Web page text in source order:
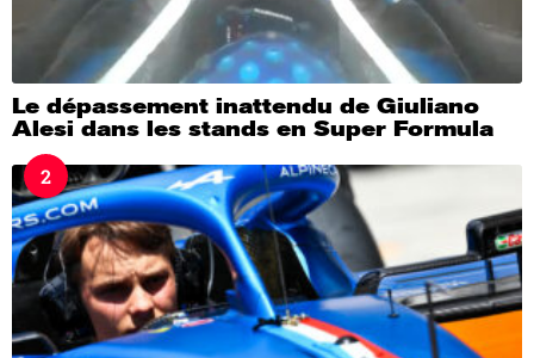
Le dépassement inattendu de Giuliano
Alesi dans les stands en Super Formula
2